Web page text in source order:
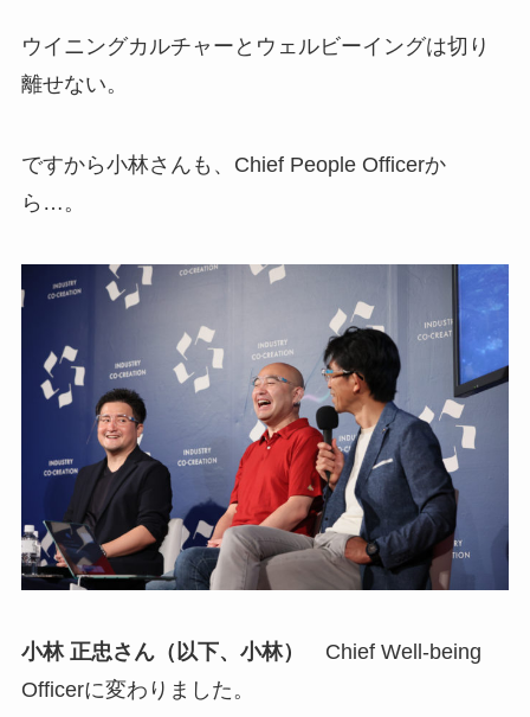
ウイニングカルチャーとウェルビーイングは切り
離せない。
ですから小林さんも、Chief People Officerか
ら…。
小林 正忠さん（以下、小林）
Chief Well-being
Officerに変わりました。